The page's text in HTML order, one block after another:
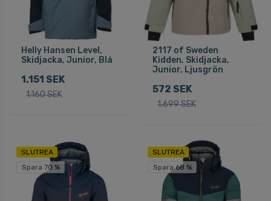
Helly Hansen Level,
Skidjacka, Junior, Blå
1.151 SEK
1.160 SEK
2117 of Sweden
Kidden, Skidjacka,
Junior, Ljusgrön
572 SEK
1.699 SEK
SLUTREA
Spara 70 %
SLUTREA
Spara 68 %